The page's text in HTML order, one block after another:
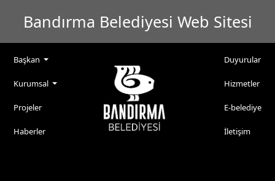
Bandırma Belediyesi Web Sitesi
Başkan
Kurumsal
Projeler
Haberler
Duyurular
Hizmetler
E-belediye
İletişim